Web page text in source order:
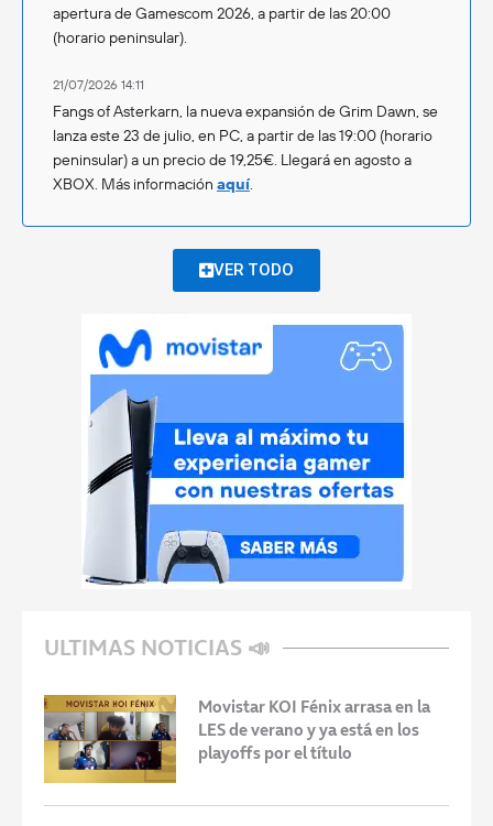
apertura de Gamescom 2026, a partir de las 20:00
(horario peninsular).
21/07/2026 14:11
Fangs of Asterkarn, la nueva expansión de Grim Dawn, se
lanza este 23 de julio, en PC, a partir de las 19:00 (horario
peninsular) a un precio de 19,25€. Llegará en agosto a
XBOX. Más información aquí.
VER TODO
ULTIMAS NOTICIAS 📣
Movistar KOI Fénix arrasa en la
LES de verano y ya está en los
playoffs por el título